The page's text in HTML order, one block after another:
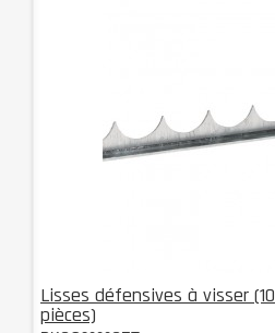
Lisses défensives à visser (10
pièces)